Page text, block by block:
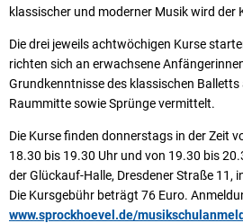
klassischer und moderner Musik wird der
Die drei jeweils achtwöchigen Kurse
richten sich an erwachsene
Grundkenntnisse des klassischen Balletts
Raummitte sowie Sprünge vermittelt.
Die Kurse finden donnerstags in der Zeit
18.30 bis 19.30 Uhr und von 19.30 bis
der Glückauf-Halle, Dresdener Straße 11,
Die Kursgebühr beträgt 76 Euro.
www.sprockhoevel.de/